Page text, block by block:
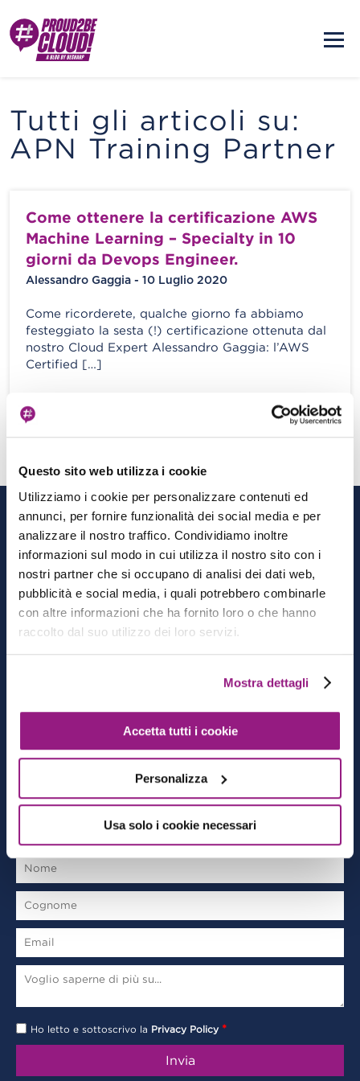
Questo sito web utilizza i cookie
Utilizziamo i cookie per personalizzare contenuti ed
annunci, per fornire funzionalità dei social media e per
analizzare il nostro traffico. Condividiamo inoltre
informazioni sul modo in cui utilizza il nostro sito con i
nostri partner che si occupano di analisi dei dati web,
pubblicità e social media, i quali potrebbero combinarle
con altre informazioni che ha fornito loro o che hanno
raccolto dal suo utilizzo dei loro servizi.
Mostra dettagli
Accetta tutti i cookie
Personalizza
Usa solo i cookie necessari
Tutti gli articoli su:
APN Training Partner
Come ottenere la certificazione AWS
Machine Learning – Specialty in 10
giorni da Devops Engineer.
Alessandro Gaggia - 10 Luglio 2020
Come ricorderete, qualche giorno fa abbiamo
festeggiato la sesta (!) certificazione ottenuta dal
nostro Cloud Expert Alessandro Gaggia: l’AWS
Certified […]
View more
CATEGORIE
Architecting
Cloud-native Development
DevOps
MORE
CONTACT FORM
Ho letto e sottoscrivo la Privacy Policy *